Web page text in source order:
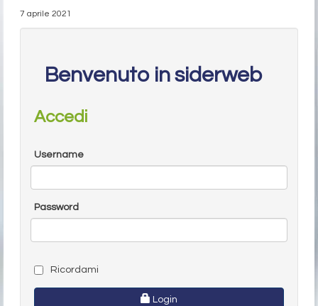
7 aprile 2021
Benvenuto in siderweb
Accedi
Username
Password
Ricordami
Login